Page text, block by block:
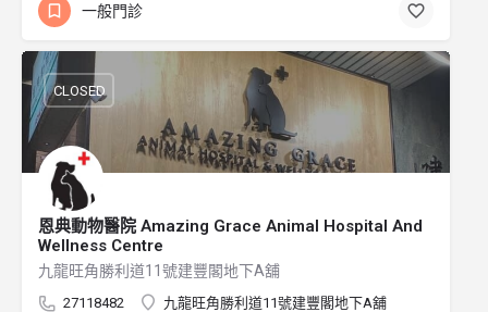
一般門診
恩典動物醫院 Amazing Grace Animal Hospital And
Wellness Centre
九龍旺角勝利道11號建豐閣地下A舖
27118482 九龍旺角勝利道11號建豐閣地下A舖
CLOSED